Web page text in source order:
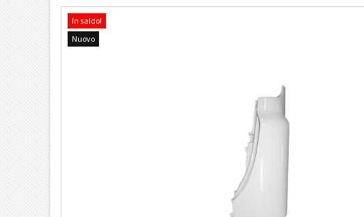
In saldo!
Nuovo